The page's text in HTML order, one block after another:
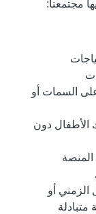
مجتمعنا:
على السمات أو
دون
الزمني أو